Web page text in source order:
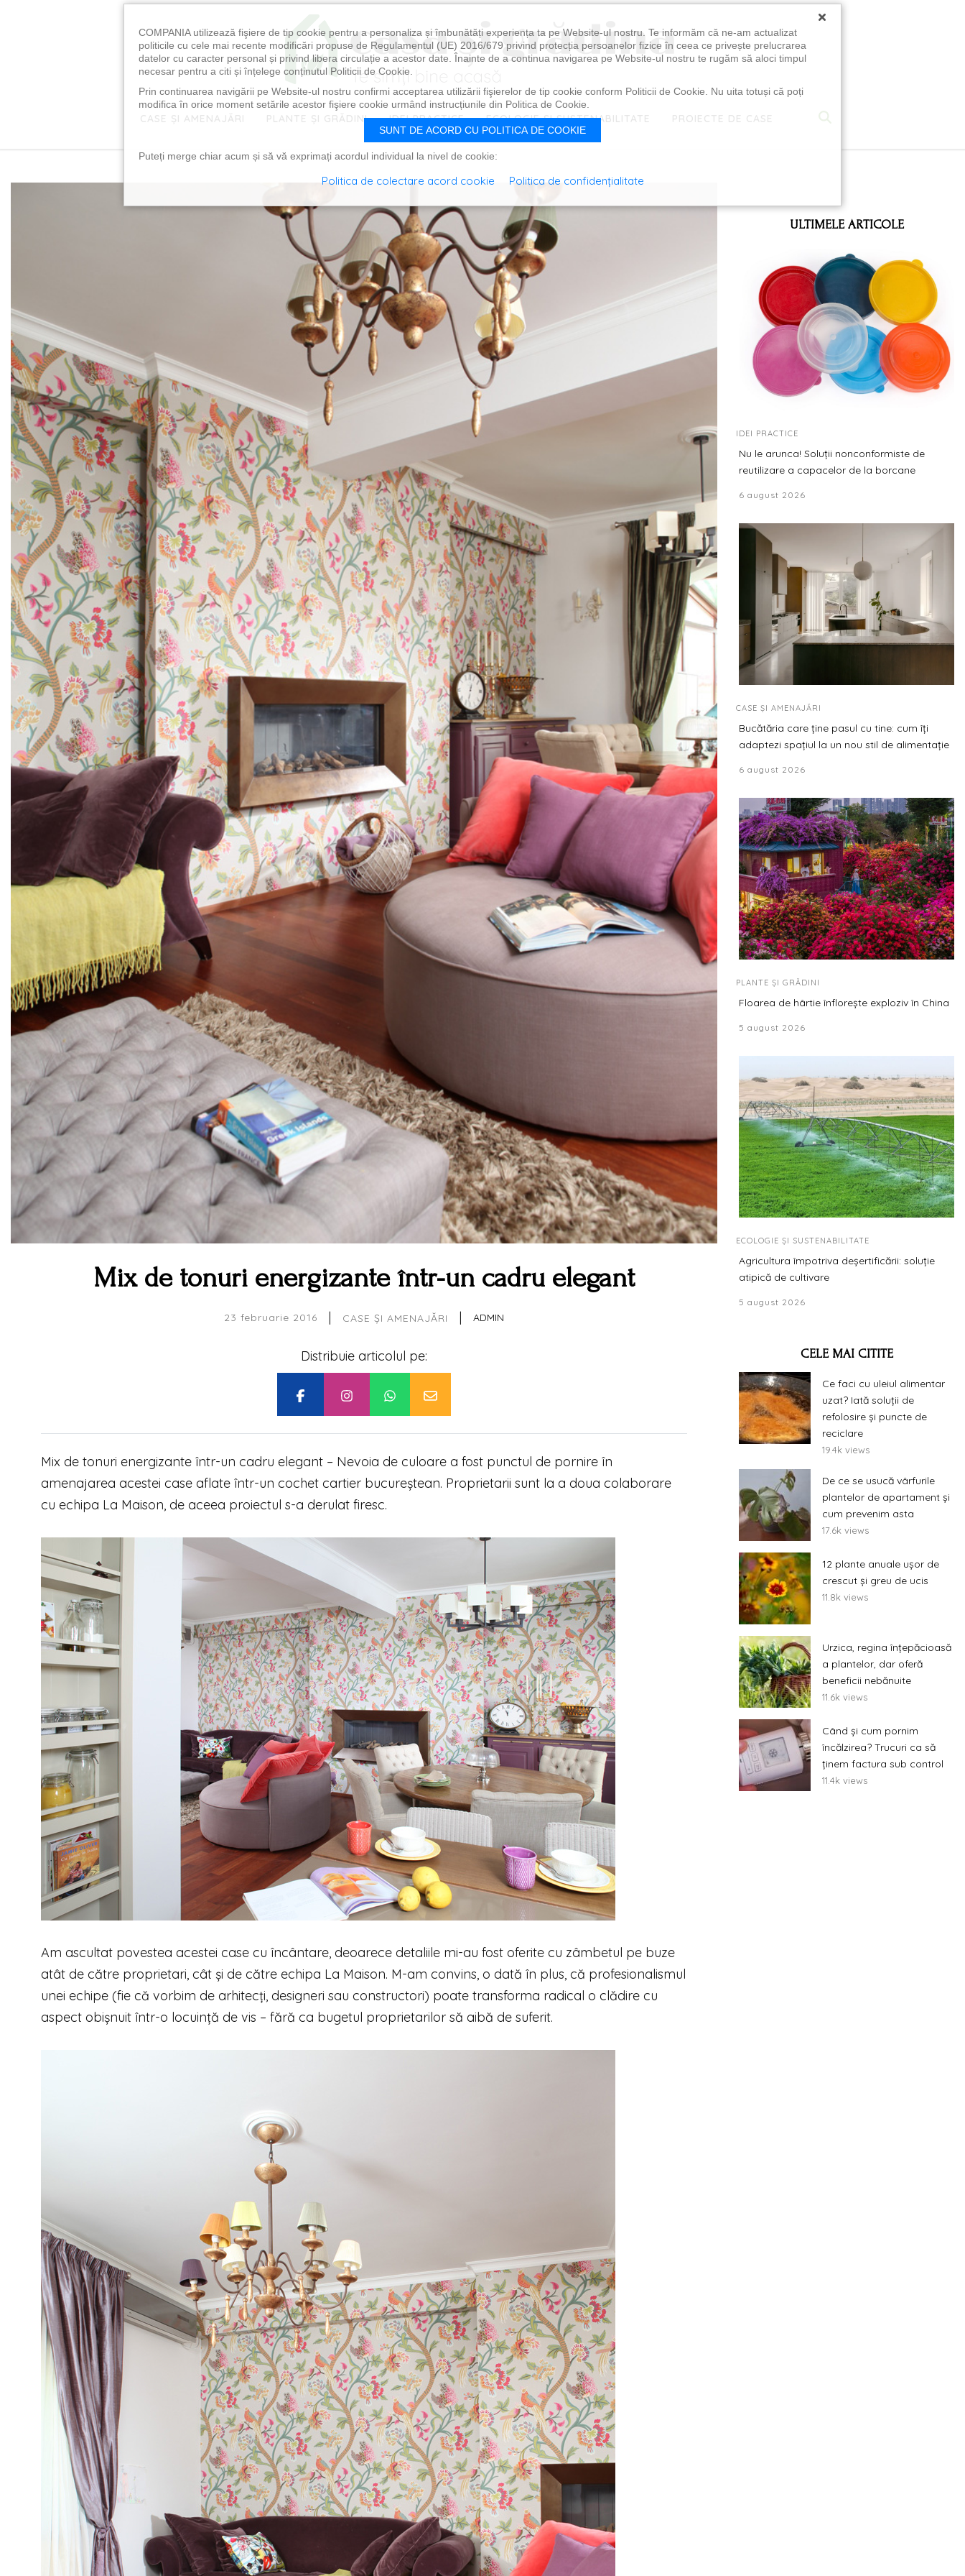
CASE ȘI AMENAJĂRI PLANTE ȘI GRĂDINI IDEI PRACTICE ECOLOGIE ȘI SUSTENABILITATE PROIECTE DE CASE
Mix de tonuri energizante într-un cadru elegant
23 februarie 2016 | CASE ȘI AMENAJĂRI | ADMIN
Distribuie articolul pe:
Mix de tonuri energizante într-un cadru elegant – Nevoia de culoare a fost punctul de pornire în
amenajarea acestei case aflate într-un cochet cartier bucureștean. Proprietarii sunt la a doua colaborare
cu echipa La Maison, de aceea proiectul s-a derulat firesc.
Am ascultat povestea acestei case cu încântare, deoarece detaliile mi-au fost oferite cu zâmbetul pe buze
atât de către proprietari, cât și de către echipa La Maison. M-am convins, o dată în plus, că profesionalismul
unei echipe (fie că vorbim de arhitecți, designeri sau constructori) poate transforma radical o clădire cu
aspect obișnuit într-o locuință de vis – fără ca bugetul proprietarilor să aibă de suferit.
ULTIMELE ARTICOLE
IDEI PRACTICE
Nu le arunca! Soluții nonconformiste de
reutilizare a capacelor de la borcane
6 august 2026
CASE ȘI AMENAJĂRI
Bucătăria care ține pasul cu tine: cum îți
adaptezi spațiul la un nou stil de alimentație
6 august 2026
PLANTE ȘI GRĂDINI
Floarea de hârtie înflorește exploziv în China
5 august 2026
ECOLOGIE ȘI SUSTENABILITATE
Agricultura împotriva deșertificării: soluție
atipică de cultivare
5 august 2026
CELE MAI CITITE
Ce faci cu uleiul alimentar
uzat? Iată soluții de
refolosire și puncte de
reciclare
19.4k views
De ce se usucă vârfurile
plantelor de apartament și
cum prevenim asta
17.6k views
12 plante anuale ușor de
crescut și greu de ucis
11.8k views
Urzica, regina înțepăcioasă
a plantelor, dar oferă
beneficii nebănuite
11.6k views
Când și cum pornim
încălzirea? Trucuri ca să
ținem factura sub control
11.4k views
×
COMPANIA utilizează fişiere de tip cookie pentru a personaliza și îmbunătăți experiența ta pe Website-ul nostru. Te informăm că ne-am actualizat
politicile cu cele mai recente modificări propuse de Regulamentul (UE) 2016/679 privind protecția persoanelor fizice în ceea ce privește prelucrarea
datelor cu caracter personal și privind libera circulație a acestor date. Înainte de a continua navigarea pe Website-ul nostru te rugăm să aloci timpul
necesar pentru a citi și înțelege conținutul Politicii de Cookie.
Prin continuarea navigării pe Website-ul nostru confirmi acceptarea utilizării fişierelor de tip cookie conform Politicii de Cookie. Nu uita totuși că poți
modifica în orice moment setările acestor fişiere cookie urmând instrucțiunile din Politica de Cookie.
SUNT DE ACORD CU POLITICA DE COOKIE
Puteți merge chiar acum și să vă exprimați acordul individual la nivel de cookie:
Politica de colectare acord cookie Politica de confidențialitate